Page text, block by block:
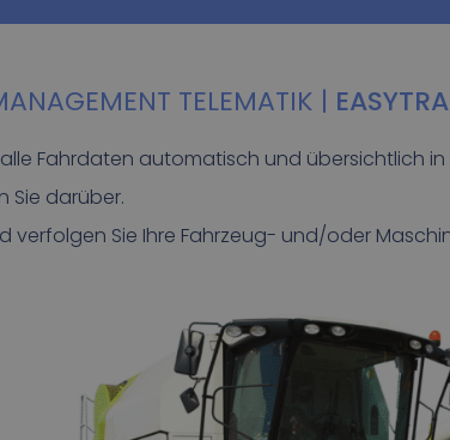
TELEMATIK |
Fahrdaten automatisch und übersichtlich
Sie darüber.
verfolgen Sie Ihre Fahrzeug- und/oder